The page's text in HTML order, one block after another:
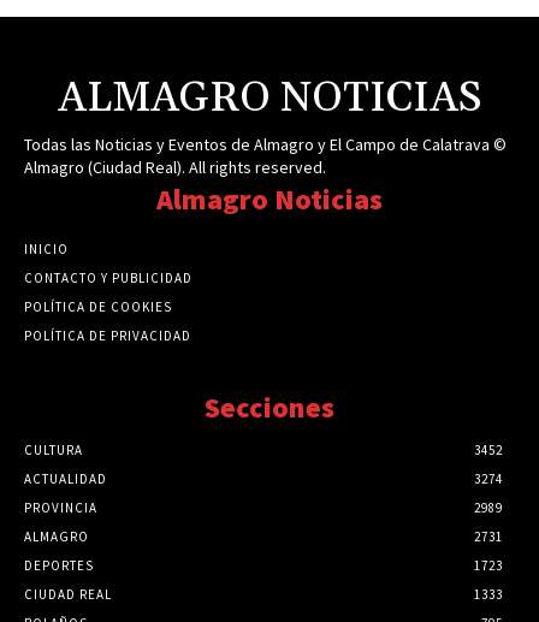
ALMAGRO NOTICIAS
Todas las Noticias y Eventos de Almagro y El Campo de Calatrava ©
Almagro (Ciudad Real). All rights reserved.
Almagro Noticias
INICIO
CONTACTO Y PUBLICIDAD
POLÍTICA DE COOKIES
POLÍTICA DE PRIVACIDAD
Secciones
CULTURA
3452
ACTUALIDAD
3274
PROVINCIA
2989
ALMAGRO
2731
DEPORTES
1723
CIUDAD REAL
1333